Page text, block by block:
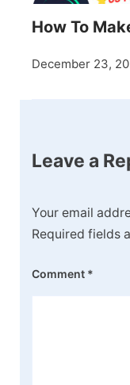
How To
December 23,
Leave a
Your email
Required fields
Comment *